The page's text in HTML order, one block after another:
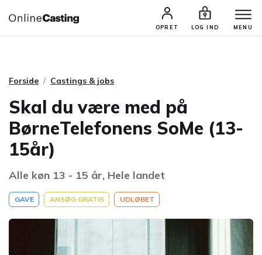
OPRET LOG IND MENU
CASTINGS & JOBS SØG PROFIL
Forside Castings & jobs
Skal du være med på
BørneTelefonens SoMe (13-
15år)
Alle køn 13 - 15 år, Hele landet
GAVE ANSØG GRATIS UDLØBET